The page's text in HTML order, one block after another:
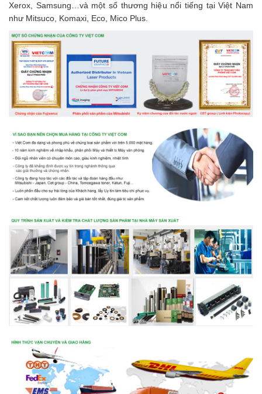
Xerox, Samsung…và một số thương hiệu nổi tiếng tại Việt Nam
như Mitsuco, Komaxi, Eco, Mico Plus.